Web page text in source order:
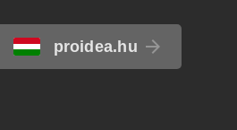
proidea.hu